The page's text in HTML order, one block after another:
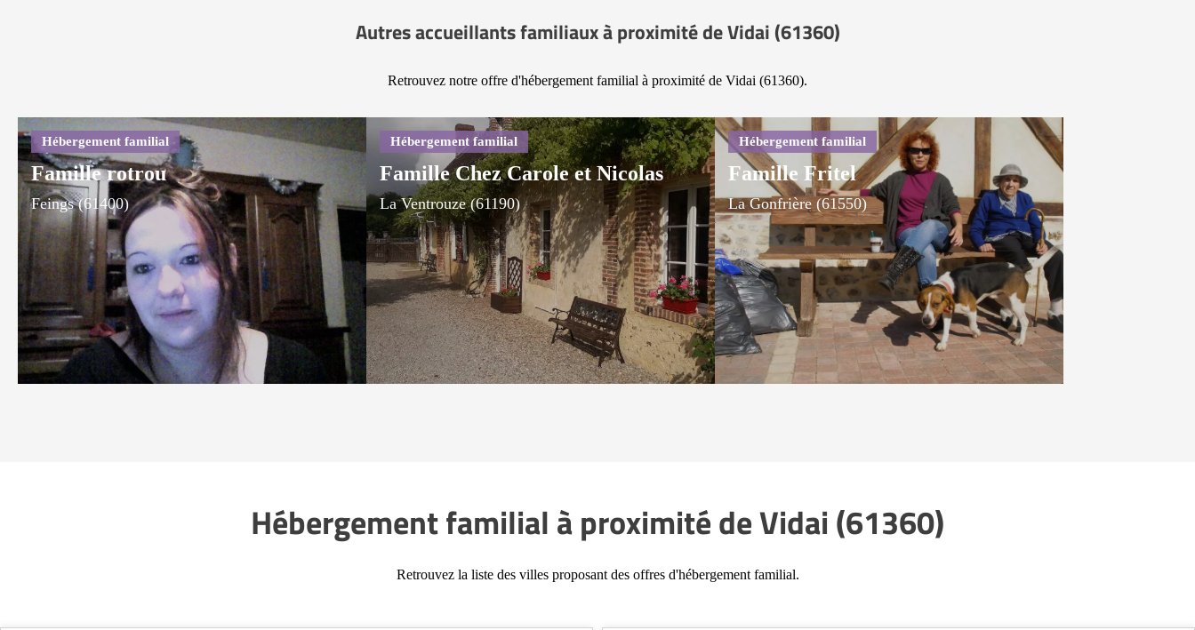
Autres accueillants familiaux à proximité de Vidai (61360)
Retrouvez notre offre d'hébergement familial à proximité de Vidai (61360).
Famille rotrou
Feings (61400)
Famille Chez Carole et Nicolas
La Ventrouze (61190)
Famille Fritel
La Gonfrière (61550)
Hébergement familial à proximité de Vidai (61360)
Retrouvez la liste des villes proposant des offres d'hébergement familial.